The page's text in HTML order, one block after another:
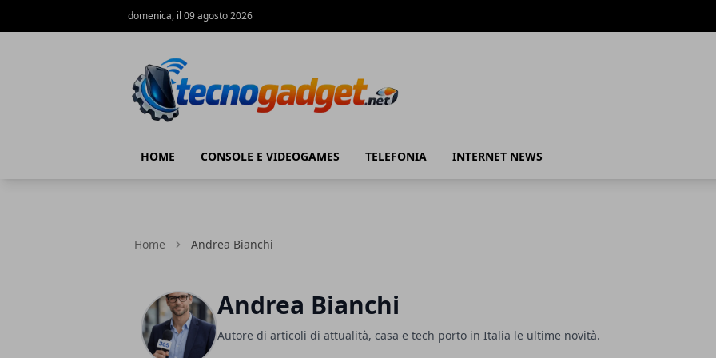
domenica, il 09 agosto 2026
HOME CONSOLE E VIDEOGAMES TELEFONIA INTERNET NEWS
Home Andrea Bianchi
Andrea Bianchi
Autore di articoli di attualità, casa e tech porto in Italia le ultime novità.